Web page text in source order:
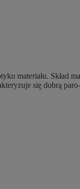
materiału. Skład
się dobrą